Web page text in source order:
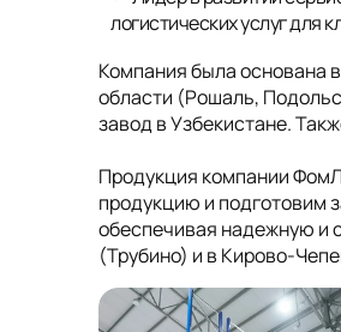
логистических услуг для
Компания была основана
области (Рошаль,
завод в Узбекистане.
Продукция компании
продукцию и подготовим
обеспечивая надежную и
(Трубино) и в Кирово-